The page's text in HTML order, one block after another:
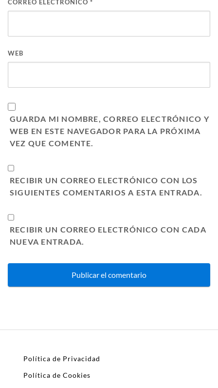
CORREO ELECTRÓNICO *
WEB
GUARDA MI NOMBRE, CORREO ELECTRÓNICO Y
WEB EN ESTE NAVEGADOR PARA LA PRÓXIMA
VEZ QUE COMENTE.
RECIBIR UN CORREO ELECTRÓNICO CON LOS
SIGUIENTES COMENTARIOS A ESTA ENTRADA.
RECIBIR UN CORREO ELECTRÓNICO CON CADA
NUEVA ENTRADA.
Política de Privacidad
Política de Cookies